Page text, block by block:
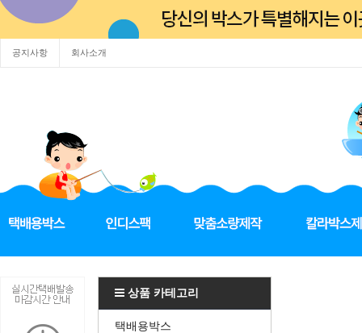
공지사항 회사소개
상품 카테고리
택배용박스